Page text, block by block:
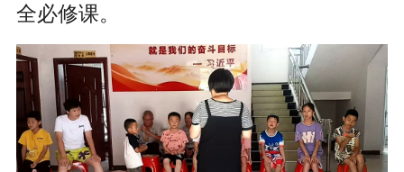
全必修课。